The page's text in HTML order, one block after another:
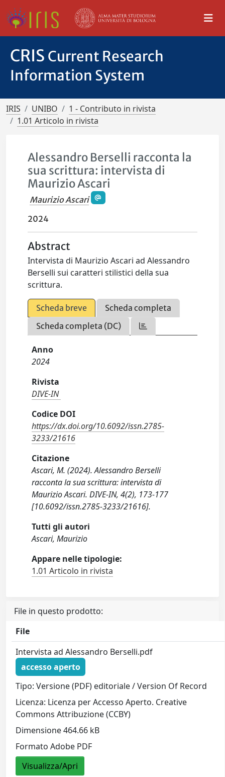
CRIS Current Research
Information System
IRIS UNIBO
1 - Contributo in rivista
1.01 Articolo in rivista
Alessandro Berselli racconta la
sua scrittura: intervista di
Maurizio Ascari
Maurizio Ascari
2024
Abstract
Intervista di Maurizio Ascari ad Alessandro
Berselli sui caratteri stilistici della sua
scrittura.
Scheda breve
Scheda completa
Scheda completa (DC)
Anno
2024
Rivista
DIVE-IN
Codice DOI
https://dx.doi.org/10.6092/issn.2785-
3233/21616
Citazione
Ascari, M. (2024). Alessandro Berselli
racconta la sua scrittura: intervista di
Maurizio Ascari. DIVE-IN, 4(2), 173-177
[10.6092/issn.2785-3233/21616].
Tutti gli autori
Ascari, Maurizio
Appare nelle tipologie:
1.01 Articolo in rivista
File in questo prodotto:
File
Intervista ad Alessandro Berselli.pdf
accesso aperto
Tipo: Versione (PDF) editoriale / Version Of Record
Licenza: Licenza per Accesso Aperto. Creative
Commons Attribuzione (CCBY)
Dimensione 464.66 kB
Formato Adobe PDF
Visualizza/Apri